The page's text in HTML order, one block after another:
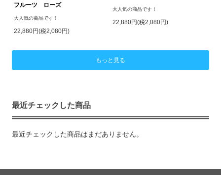
フルーツ ローズ
大人気の商品です！
22,880円(税2,080円)
大人気の商品です！
22,880円(税2,080円)
もっと見る
最近チェックした商品
最近チェックした商品はまだありません。